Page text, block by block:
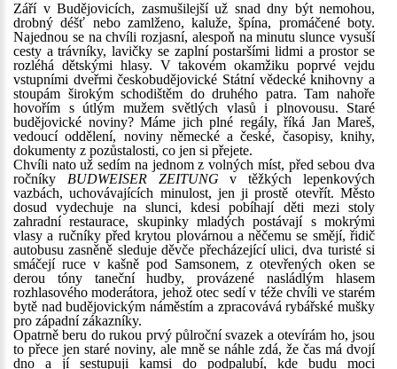
Září v Budějovicích, zasmušilejší už snad dny být nemohou,
drobný déšť nebo zamlženo, kaluže, špína, promáčené boty.
Najednou se na chvíli rozjasní, alespoň na minutu slunce vysuší
cesty a trávníky, lavičky se zaplní postaršími lidmi a prostor se
rozléhá dětskými hlasy. V takovém okamžiku poprvé vejdu
vstupními dveřmi českobudějovické Státní vědecké knihovny a
stoupám širokým schodištěm do druhého patra. Tam nahoře
hovořím s útlým mužem světlých vlasů i plnovousu. Staré
budějovické noviny? Máme jich plné regály, říká Jan Mareš,
vedoucí oddělení, noviny německé a české, časopisy, knihy,
dokumenty z pozůstalosti, co jen si přejete.
Chvíli nato už sedím na jednom z volných míst, před sebou dva
ročníky BUDWEISER ZEITUNG v těžkých lepenkových
vazbách, uchovávajících minulost, jen ji prostě otevřít. Město
dosud vydechuje na slunci, kdesi pobíhají děti mezi stoly
zahradní restaurace, skupinky mladých postávají s mokrými
vlasy a ručníky před krytou plovárnou a něčemu se smějí, řidič
autobusu zasněně sleduje děvče přecházející ulici, dva turisté si
smáčejí ruce v kašně pod Samsonem, z otevřených oken se
derou tóny taneční hudby, provázené nasládlým hlasem
rozhlasového moderátora, jehož otec sedí v téže chvíli ve starém
bytě nad budějovickým náměstím a zpracovává rybářské mušky
pro západní zákazníky.
Opatrně beru do rukou prvý půlroční svazek a otevírám ho, jsou
to přece jen staré noviny, ale mně se náhle zdá, že čas má dvojí
dno a jí sestupuji kamsi do podpalubí, kde budu moci